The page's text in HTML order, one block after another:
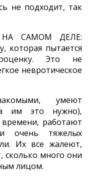
не подходит, так
САМОМ ДЕЛЕ:
которая пытается
Это не
невротическое
умеют
им это нужно),
работают
очень тяжелых
Их все жалеют,
сколько много они
лицом.